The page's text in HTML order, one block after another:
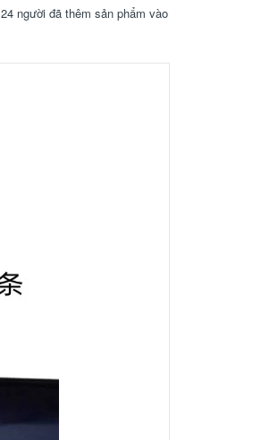
24 người đã thêm sản phẩm vào